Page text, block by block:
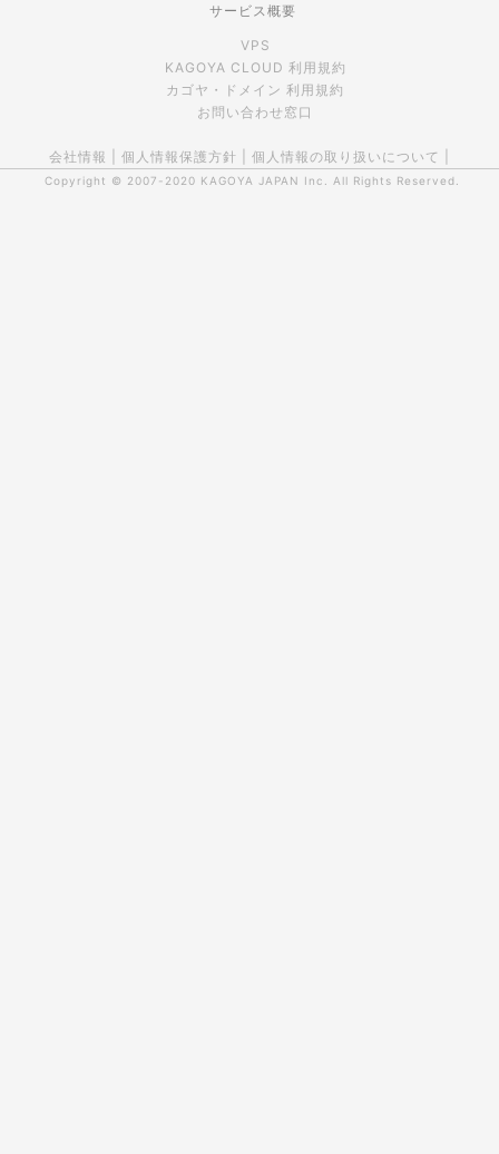
サービス概要
VPS
KAGOYA CLOUD 利用規約
カゴヤ・ドメイン 利用規約
お問い合わせ窓口
会社情報 個人情報保護方針 個人情報の取り扱いについて
Copyright © 2007-2020 KAGOYA JAPAN Inc. All Rights Reserved.